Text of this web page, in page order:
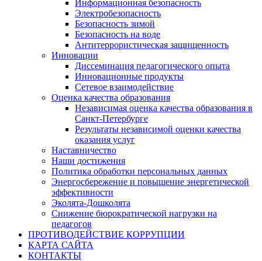
Информационная безопасность
Электробезопасность
Безопасность зимой
Безопасность на воде
Антитеррористическая защищенность
Инновации
Диссеминация педагогического опыта
Инновационные продукты
Сетевое взаимодействие
Оценка качества образования
Независимая оценка качества образования в
Санкт-Петербурге
Результаты независимой оценки качества
оказания услуг
Наставничество
Наши достижения
Политика обработки персональных данных
Энергосбережение и повышение энергетической
эффективности
Эколята-Дошколята
Снижение бюрократической нагрузки на
педагогов
ПРОТИВОДЕЙСТВИЕ КОРРУПЦИИ
КАРТА САЙТА
КОНТАКТЫ